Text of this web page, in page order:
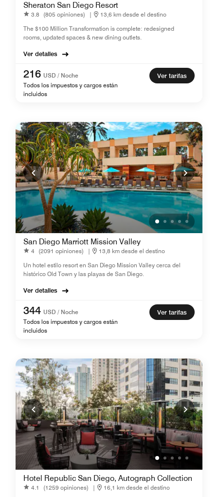
Sheraton San Diego Resort
3.8 (805 opiniones) |
13,6 km desde el destino
The $100 Million Transformation is complete: redesigned
rooms, updated spaces & new dining outlets.
Ver detalles
216 USD / Noche
Todos los impuestos y cargos están
incluidos
Ver tarifas
San Diego Marriott Mission Valley
4 (2091 opiniones) |
13,8 km desde el destino
Un hotel estilo resort en San Diego Mission Valley cerca del
histórico Old Town y las playas de San Diego.
Ver detalles
344 USD / Noche
Todos los impuestos y cargos están
incluidos
Ver tarifas
Hotel Republic San Diego, Autograph Collection
4.1 (1259 opiniones) | 16,1 km desde el destino